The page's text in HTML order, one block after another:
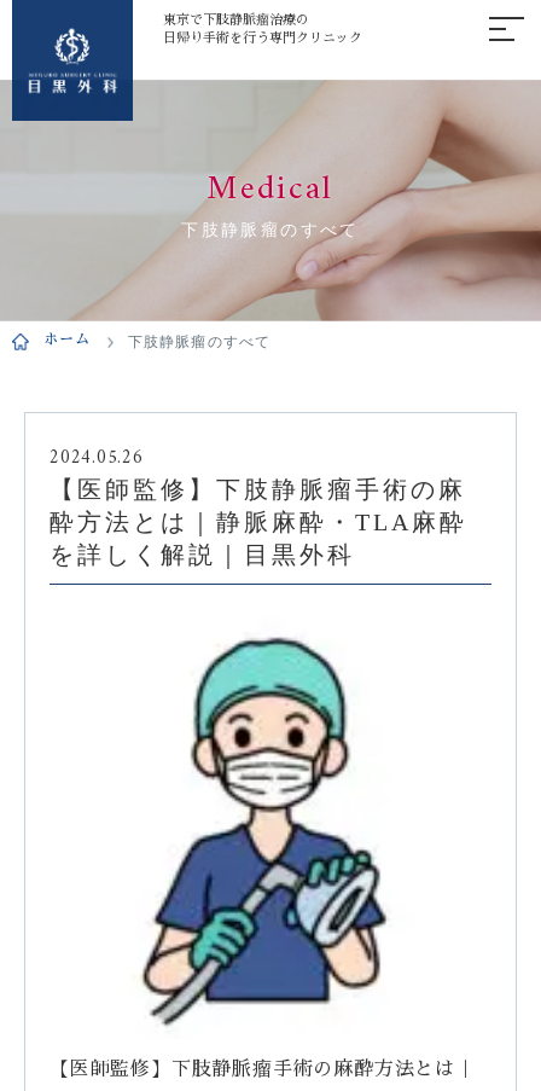
東京で下肢静脈瘤治療の
日帰り手術を行う専門クリニック
Medical
下肢静脈瘤のすべて
ホーム 下肢静脈瘤のすべて
2024.05.26
【医師監修】下肢静脈瘤手術の麻
酔方法とは｜静脈麻酔・TLA麻酔
を詳しく解説｜目黒外科
【医師監修】下肢静脈瘤手術の麻酔方法とは｜